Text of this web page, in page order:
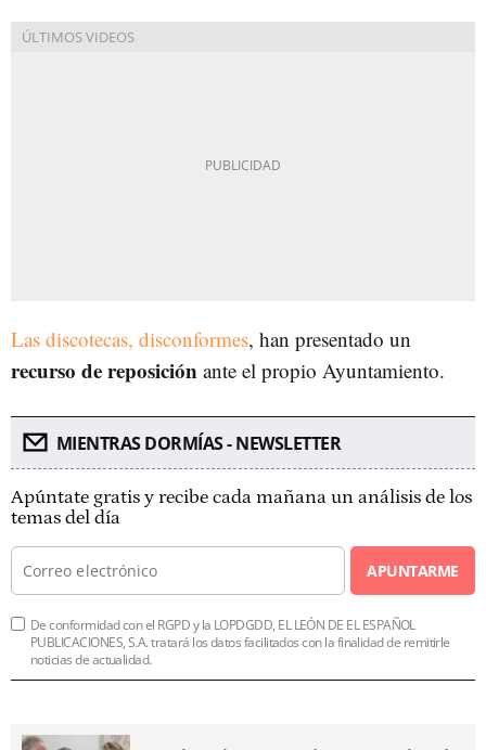
Las discotecas, disconformes, han presentado un
recurso de reposición ante el propio Ayuntamiento.
MIENTRAS DORMÍAS - NEWSLETTER
Apúntate gratis y recibe cada mañana un análisis de los
temas del día
APUNTARME
De conformidad con el RGPD y la LOPDGDD, EL LEÓN DE EL ESPAÑOL
PUBLICACIONES, S.A. tratará los datos facilitados con la finalidad de remitirle
noticias de actualidad.